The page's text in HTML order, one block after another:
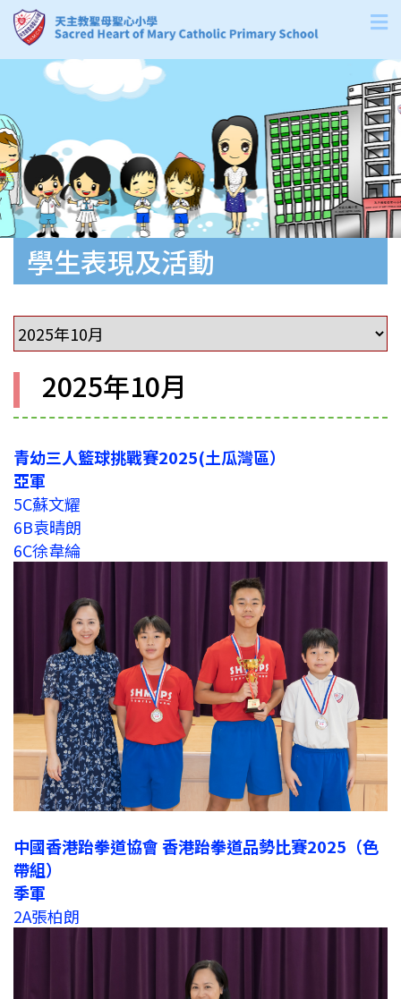
學生表現及活動
2025年10月
青幼三人籃球挑戰賽2025(土瓜灣區）
亞軍
5C蘇文耀
6B袁晴朗
6C徐韋綸
中國香港跆拳道協會 香港跆拳道品勢比賽2025（色
帶組）
季軍
2A張柏朗